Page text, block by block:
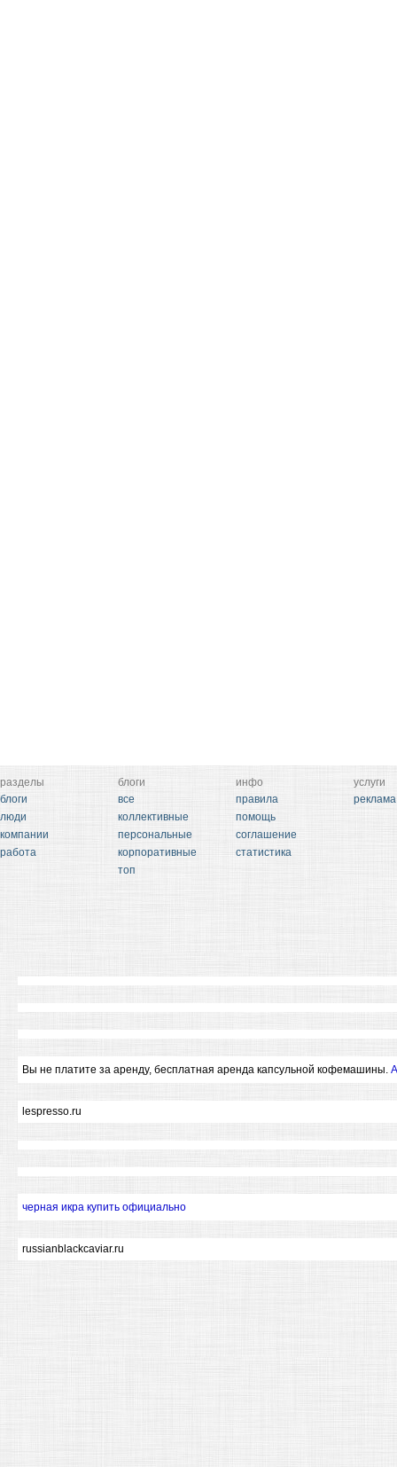
разделы
блоги
люди
компании
работа
блоги
все
коллективные
персональные
корпоративные
топ
инфо
правила
помощь
соглашение
статистика
услуги
реклама
Вы не платите за аренду, бесплатная аренда капсульной кофемашины.
lespresso.ru
черная икра купить официально
russianblackcaviar.ru